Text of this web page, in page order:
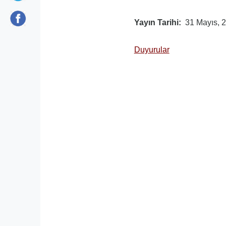
Yayın Tarihi 31 Mayıs,
Duyurular